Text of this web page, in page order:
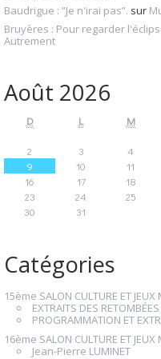
Baudrigue : ”Je n'irai pas”. sur
Bruyères : Pour regarder
Autrement
Août 2026
D L M
2
3 4
9
10 11
16
17 18
23
24 25
30
31
Catégories
15ème SALON CULTURE ET JEUX
EXTRAITS DES
PROGRAMMATION ET
16ème SALON CULTURE ET JEUX
Jean-Pierre LUMINET